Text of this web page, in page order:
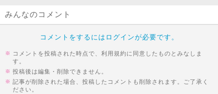
みんなのコメント
コメントをするにはログインが必要です。
コメントを投稿された時点で、利用規約に同意したものとみなしま
す。
投稿後は編集・削除できません。
記事が削除された場合、投稿したコメントも削除されます。ご了承く
ださい。